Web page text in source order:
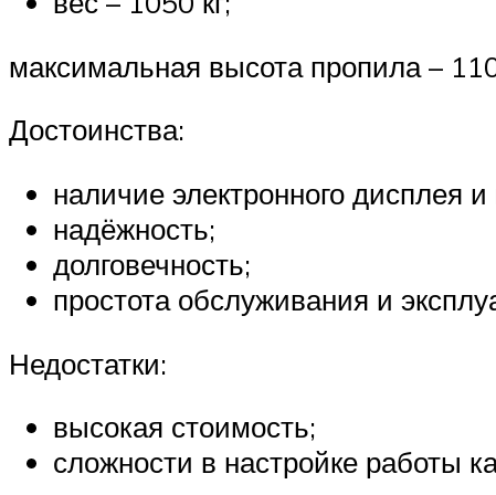
максимальная высота пропила –
Достоинства:
наличие электронного дисплея
надёжность;
долговечность;
простота обслуживания и
Недостатки:
высокая стоимость;
сложности в настройке работы